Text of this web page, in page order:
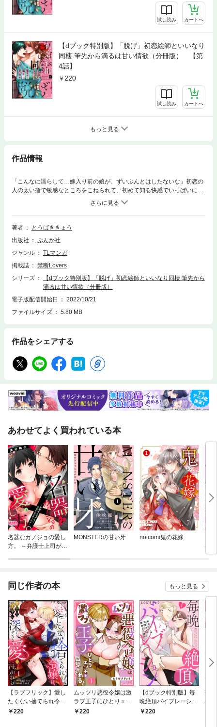
試し読み カートへ
【dブック特別版】「脱げ」初恋絵師といいなり
同棲 筆先から滴るは甘い情欲（分冊版） 【第
4話】
220
試し読み カートへ
もっと見る
作品情報
「こんなに濡らして…嫁入り前の娘が、ずいぶんとはしたないな」初恋の
人の太い指で敏感なところをこねられて、初めて知る快感でいっぱいにさ
れて…！ 時は大正――家も両親も失った双葉千代は、絵描きだった父のか
つての弟子である一条清のもとを訪ねることに。清は千代にとって初恋の
人。でも現れたのは、昔の面影もない、無精ひげの生えたぶっきらぼうな
男だった！ 家に置いてくれるならなんでもするという千代に清は「絵のモ
―…!? 千代のあられもない姿に、清はなぜか切羽詰まった表情になっ
て…!! 【不器用な人気絵師】×【健気な天涯孤独娘】のピュアな大正ロマン
購入にご注意下さい。
著者
とうばききょう
出版社
ぶんか社
ジャンル
TLマンガ
掲載誌
禁断Lovers
シリーズ
【dブック特別版】「脱げ」初恋絵師といいなり同棲 筆先から
滴るは甘い情欲（分冊版）
電子版配信開始日
2022/10/21
ファイルサイズ
5.80 MB
作品をシェアする
あわせてよく買われている本
名器なカノジョの愛し
方。 ～弁護士上司が私
MONSTERの甘い牙 noicomi鬼の花嫁
む
同じ作者の本 もっと見る
【ラブフリック】愛し
たくない捨てられ令嬢
は、策士な王子に深す
220
ムッツリ悪役令嬢は激
ラブ王子にひとりエッ
チを目撃される！(1)
220
【dブック特別版】毎
晩絶頂バイブレーショ
ン 処女OLは同僚カレ
220
強
子